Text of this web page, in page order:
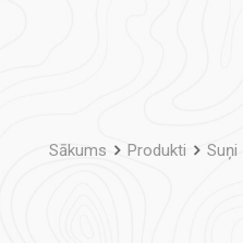
Sākums Produkti Suņi